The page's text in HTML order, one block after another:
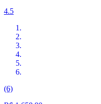
4.5
(6)